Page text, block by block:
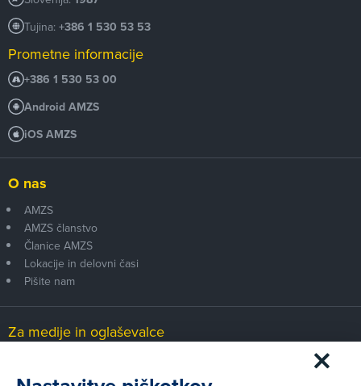
Tujina: +386 1 530 53 53
Prometne informacije
+386 1 530 53 00
Android AMZS
iOS AMZS
O nas
AMZS
AMZS članstvo
Članice AMZS
Lokacije in delovni časi
Pišite nam
Za medije in oglaševalce